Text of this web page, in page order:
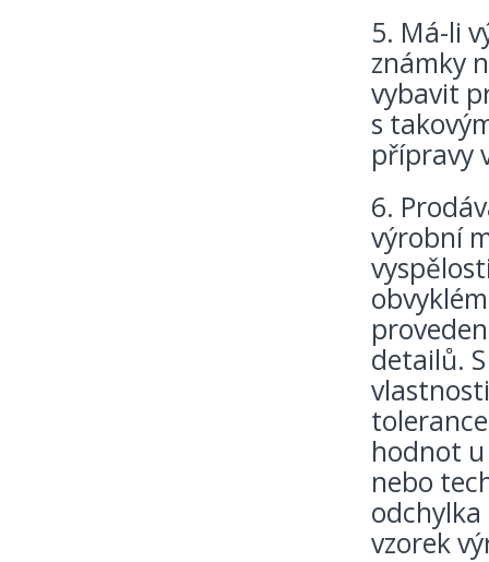
5. Má-li
známky
vybavit
s
přípravy
6.
výrobní
detailů.
hodnot
nebo
vzorek